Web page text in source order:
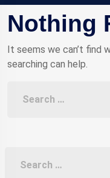
Nothing
It seems we can’t find
searching can help.